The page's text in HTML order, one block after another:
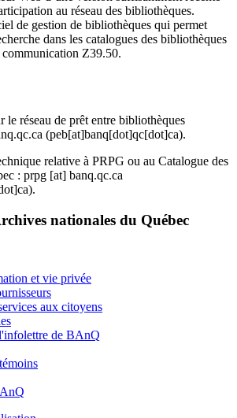
au réseau des bibliothèques.
de gestion de bibliothèques qui permet
dans les catalogues des bibliothèques
Z39.50.
le réseau de prêt entre bibliothèques
(peb[at]banq[dot]qc[dot]ca).
relative à PRPG ou au Catalogue des
: prpg [at] banq.qc.ca
.
nationales du Québec
et vie privée
aux citoyens
de BAnQ